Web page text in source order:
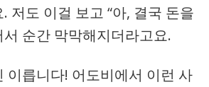
저도 이걸 보고 “아, 결국 돈을
서 순간 막막해지더라고요.
이릅니다! 어도비에서 이런 사